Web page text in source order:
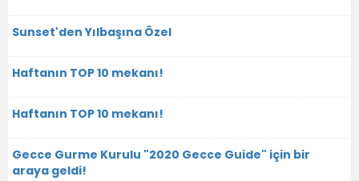
Sunset'den Yılbaşına Özel
Haftanın TOP 10 mekanı!
Haftanın TOP 10 mekanı!
Gecce Gurme Kurulu "2020 Gecce Guide" için bir
araya geldi!